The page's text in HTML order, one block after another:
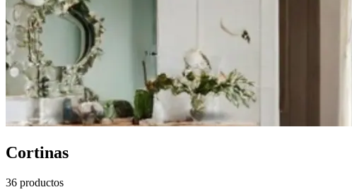
Cortinas
36 productos